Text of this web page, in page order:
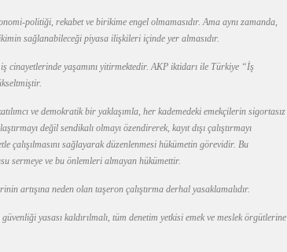
politiği, rekabet ve birikime engel olmamasıdır. Ama aynı zamanda,
sağlanabileceği piyasa ilişkileri içinde yer almasıdır.
cinayetlerinde yaşamını yitirmektedir. AKP iktidarı ile Türkiye “İş
ve demokratik bir yaklaşımla, her kademedeki emekçilerin sigortasız
değil sendikalı olmayı özendirerek, kayıt dışı çalıştırmayı
çalışılmasını sağlayarak düzenlenmesi hükümetin görevidir. Bu
sermeye ve bu önlemleri almayan hükümettir.
artışına neden olan taşeron çalıştırma derhal yasaklamalıdır.
yasası kaldırılmalı, tüm denetim yetkisi emek ve meslek örgütlerine